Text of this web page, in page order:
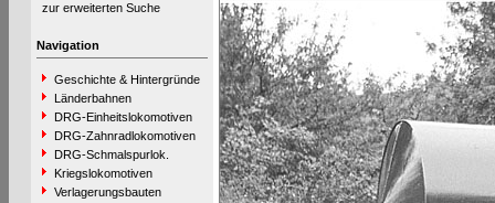
zur erweiterten Suche
Navigation
Geschichte & Hintergründe
Länderbahnen
DRG-Einheitslokomotiven
DRG-Zahnradlokomotiven
DRG-Schmalspurlok.
Kriegslokomotiven
Verlagerungsbauten